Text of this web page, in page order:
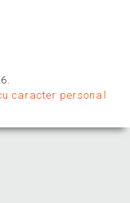
caracter personal